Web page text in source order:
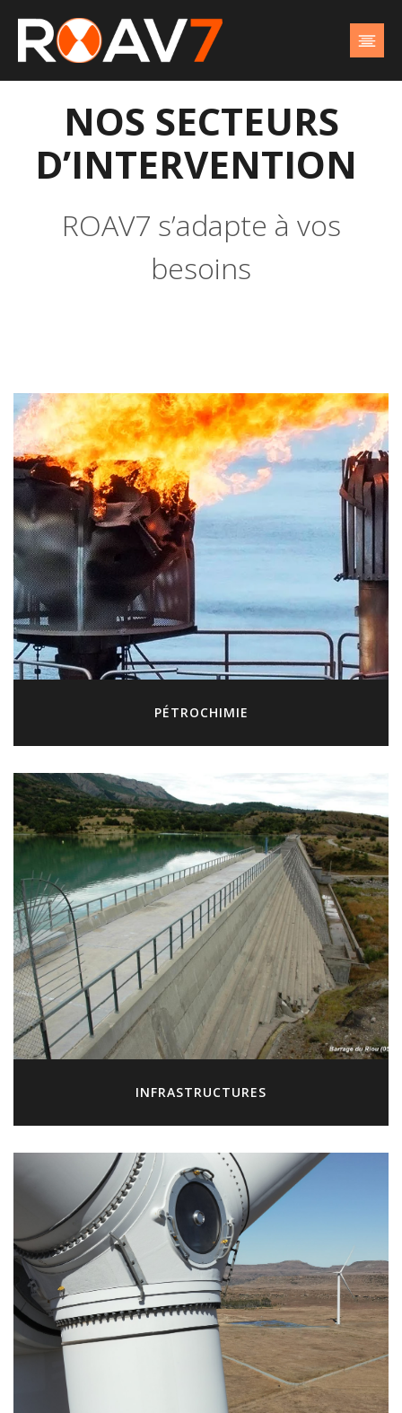
contenu
NOS SECTEURS
D’INTERVENTION
ROAV7 s’adapte à vos
besoins
PÉTROCHIMIE
INFRASTRUCTURES